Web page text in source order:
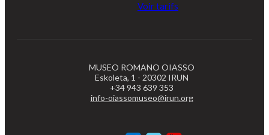
Voir tarifs
MUSEO ROMANO OIASSO
Eskoleta, 1 - 20302 IRUN
+34 943 639 353
info-oiassomuseo@irun.org